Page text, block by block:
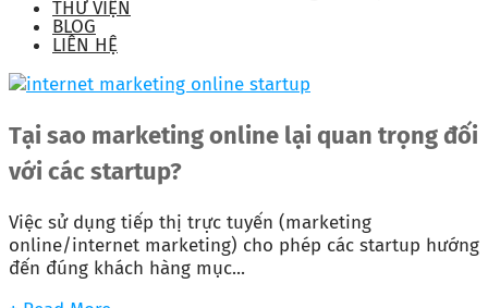
THƯ VIỆN
BLOG
LIÊN HỆ
Tại sao marketing online lại quan trọng đối
với các startup?
Việc sử dụng tiếp thị trực tuyến (marketing
online/internet marketing) cho phép các startup hướng
đến đúng khách hàng mục...